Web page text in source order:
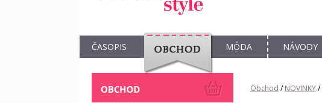
ČASOPIS
OBCHOD
MÓDA NÁVODY
Obchod / NOVINKY/